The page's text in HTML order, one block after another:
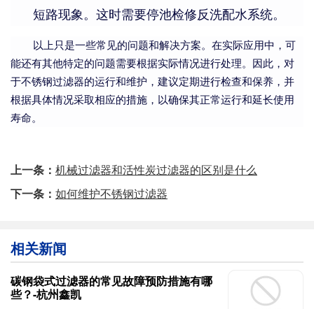
短路现象。这时需要停池检修反洗配水系统。
以上只是一些常见的问题和解决方案。在实际应用中，可
能还有其他特定的问题需要根据实际情况进行处理。因此，对
于不锈钢过滤器的运行和维护，建议定期进行检查和保养，并
根据具体情况采取相应的措施，以确保其正常运行和延长使用
寿命。
上一条： 机械过滤器和活性炭过滤器的区别是什么
下一条： 如何维护不锈钢过滤器
相关新闻
碳钢袋式过滤器的常见故障预防措施有哪
些？-杭州鑫凯